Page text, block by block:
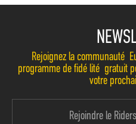
Rejoignez la communauté
programme de fidélité gratuit
votre